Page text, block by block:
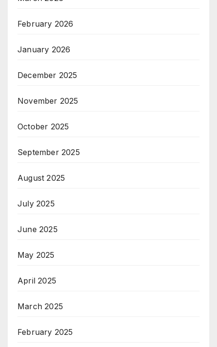
February 2026
January 2026
December 2025
November 2025
October 2025
September 2025
August 2025
July 2025
June 2025
May 2025
April 2025
March 2025
February 2025